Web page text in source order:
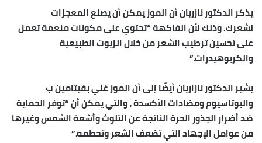
يذكر الدكتور نازريان أن الموز يمكن أن يصنع المعجزات
لشعرك. وذلك لأن الفاكهة “تحتوي على مكونات منعمة تعمل
على تحسين ترطيب الشعر من خلال الزيوت الطبيعية
والكربوهيدرات.”
يشير الدكتور نازاريان أيضًا إلى أن الموز غني بفيتامين ب
والبوتاسيوم ومضادات الأكسدة ، والتي يمكن أن “توفر الحماية
ضد أضرار الجذور الحرة الناتجة عن التلوث وأشعة الشمس وغيرها
من عوامل الإجهاد التي تضعف الشعر وتحطمه.”